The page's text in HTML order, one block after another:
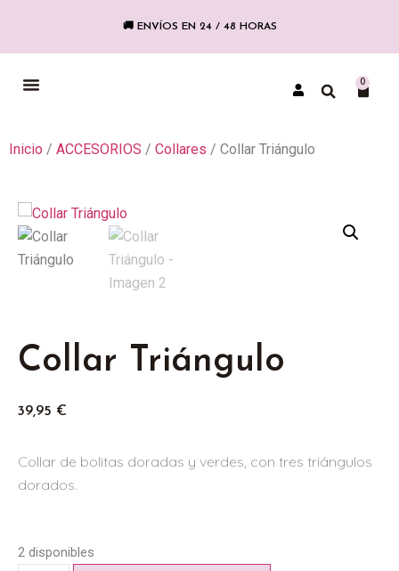
🚚 ENVÍOS EN 24 / 48 HORAS
0
Inicio / ACCESORIOS / Collares / Collar Triángulo
Collar Triángulo
39,95 €
Collar de bolitas doradas y verdes, con tres triángulos
dorados.
2 disponibles